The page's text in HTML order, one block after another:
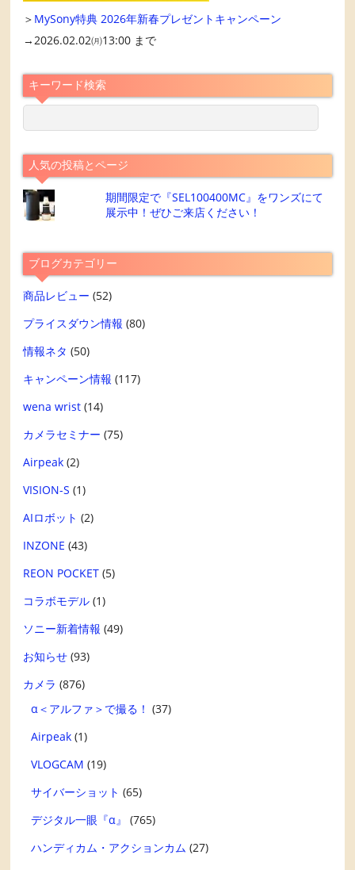
＞ MySony特典 2026年新春プレゼントキャンペーン
→2026.02.02㈪13:00 まで
キーワード検索
人気の投稿とページ
期間限定で『SEL100400MC』をワンズにて
展示中！ぜひご来店ください！
ブログカテゴリー
商品レビュー (52)
プライスダウン情報 (80)
情報ネタ (50)
キャンペーン情報 (117)
wena wrist (14)
カメラセミナー (75)
Airpeak (2)
VISION-S (1)
AIロボット (2)
INZONE (43)
REON POCKET (5)
コラボモデル (1)
ソニー新着情報 (49)
お知らせ (93)
カメラ (876)
α＜アルファ＞で撮る！ (37)
Airpeak (1)
VLOGCAM (19)
サイバーショット (65)
デジタル一眼『α』
(765)
ハンディカム・アクションカム (27)